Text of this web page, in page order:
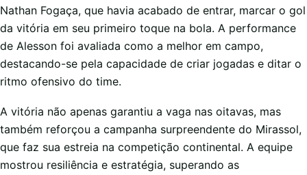
Nathan Fogaça, que havia acabado de entrar, marcar o gol
da vitória em seu primeiro toque na bola. A performance
de Alesson foi avaliada como a melhor em campo,
destacando-se pela capacidade de criar jogadas e ditar o
ritmo ofensivo do time.
A vitória não apenas garantiu a vaga nas oitavas, mas
também reforçou a campanha surpreendente do Mirassol,
que faz sua estreia na competição continental. A equipe
mostrou resiliência e estratégia, superando as